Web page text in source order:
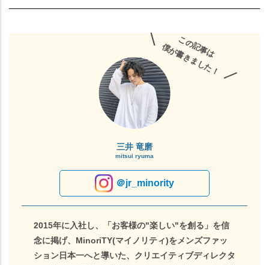
＼ この記事は
僕が書きました！ ／
三井 竜磨
mitsui ryuma
＠jr_minority
2015年に入社し、「お客様の"楽しい"を創る」を信
念に掲げ、MinoriTY(マイノリティ)をメンズファッ
ション日本一へと導いた、クリエイティブディレクタ